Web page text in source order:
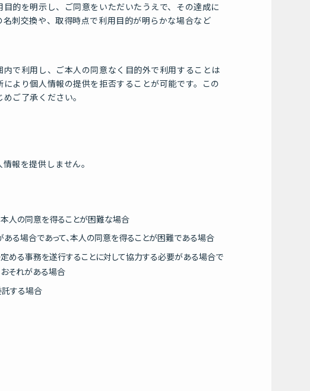
的を明示し、ご同意をいただいたうえで、その達成に
刺交換や、取得時点で利用目的が明らかな場合など
で利用し、ご本人の同意なく目的外で利用することは
より個人情報の提供を拒否することが可能です。この
ご了承ください。
報を提供しません。
人の同意を得ることが困難な場合
る場合であって、本人の同意を得ることが困難である場合
める事務を遂行することに対して協力する必要がある場合で
それがある場合
する場合